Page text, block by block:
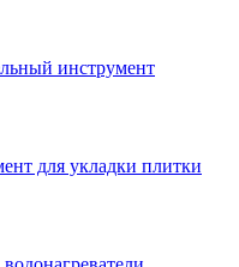
инструмент
для укладки плитки